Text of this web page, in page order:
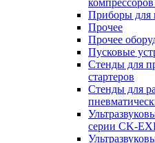
Приборы для
Прочее
Прочее
Пусковые
Стенды для
стартеров
Стенды для
серии CK-